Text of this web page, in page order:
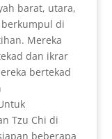
barat, utara,
di
Mereka
dan ikrar
bertekad
Tzu Chi di
beberapa